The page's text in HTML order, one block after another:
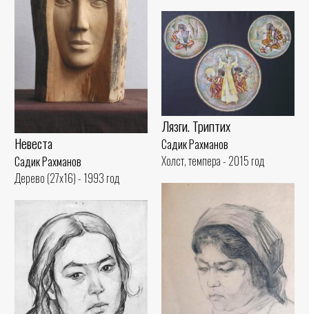
Невеста
Садик Рахманов
Дерево (27x16) - 1993 год
Лязги. Триптих
Садик Рахманов
Холст, темпера - 2015 год